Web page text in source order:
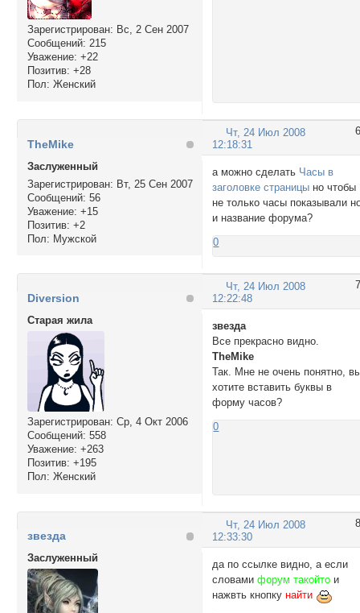
Зарегистрирован: Вс, 2 Сен 2007
Сообщений: 215
Уважение: +22
Позитив: +28
Пол: Женский
6
Чт, 24 Июл 2008
12:18:31
TheMike
Заслуженный
Зарегистрирован: Вт, 25 Сен 2007
Сообщений: 56
Уважение: +15
Позитив: +2
Пол: Мужской
а можно сделать Часы в
заголовке страницы но чтобы
не только часы показывали
и название форума?
0
7
Чт, 24 Июл 2008
12:22:48
Diversion
Старая жила
Зарегистрирован: Ср, 4 Окт 2006
Сообщений: 558
Уважение: +263
Позитив: +195
Пол: Женский
звезда
Все прекрасно видно.
TheMike
Так. Мне не очень понятно,
хотите вставить буквы в
форму часов?
0
8
Чт, 24 Июл 2008
12:33:30
звезда
Заслуженный
да по ссылке видно, а если
словамифорум такойто и
нажвть кнопкунайти